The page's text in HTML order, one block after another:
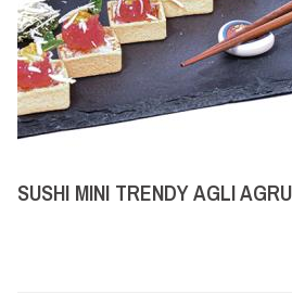
SUSHI MINI TRENDY AGLI